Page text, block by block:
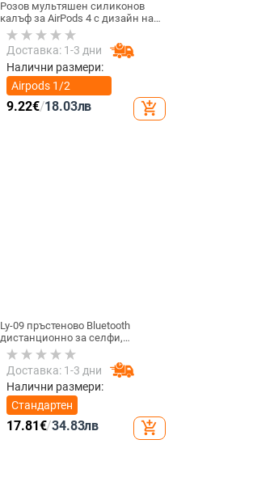
Розов мультяшен силиконов
калъф за AirPods 4 с дизайн на
котка
Доставка: 1-3 дни
Налични размери:
Airpods 1/2
поколение
9.22€/18.03лв add_shopping_cart
Ly-09 пръстеново Bluetooth
дистанционно за селфи,
Bluetooth 5.3, ABS материал,
тегло 10
Доставка: 1-3 дни
Налични размери:
Стандартен
17.81€/34.83лв add_shopping_cart